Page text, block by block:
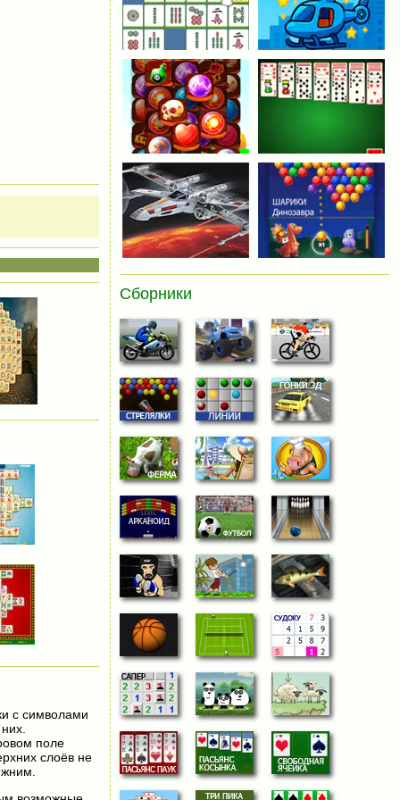
с символами
поле
слоёв не
Сборники